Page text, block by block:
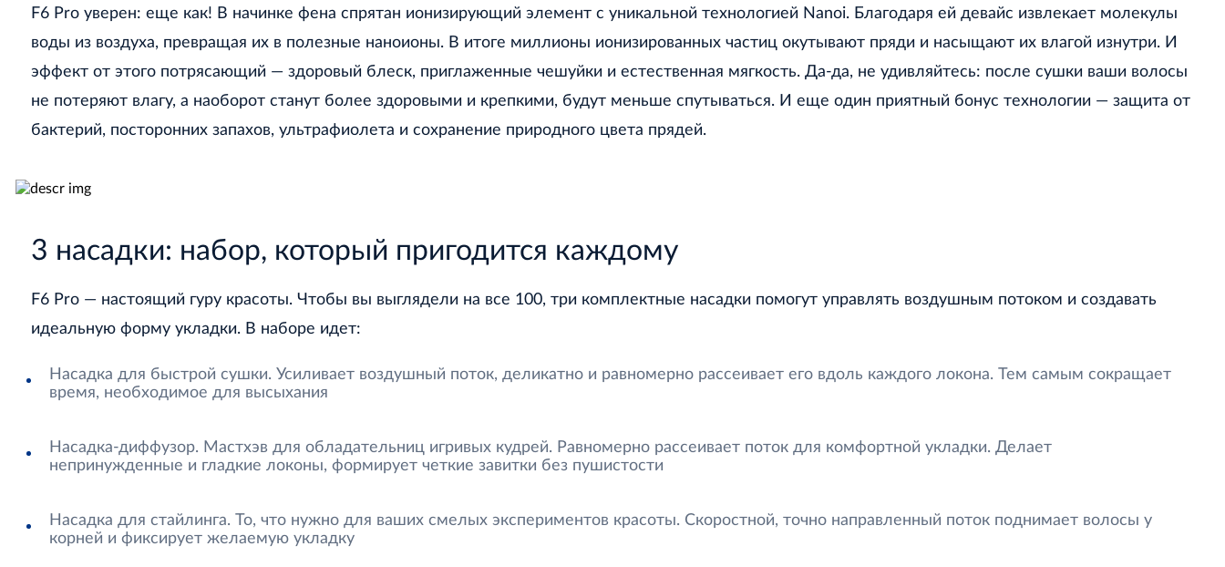
F6 Pro уверен: еще как! В начинке фена спрятан ионизирующий элемент с уникальной технологией Nanoi. Благодаря ей девайс извлекает молекулы
воды из воздуха, превращая их в полезные наноионы. В итоге миллионы ионизированных частиц окутывают пряди и насыщают их влагой изнутри. И
эффект от этого потрясающий — здоровый блеск, приглаженные чешуйки и естественная мягкость. Да-да, не удивляйтесь: после сушки ваши волосы
не потеряют влагу, а наоборот станут более здоровыми и крепкими, будут меньше спутываться. И еще один приятный бонус технологии — защита от
бактерий, посторонних запахов, ультрафиолета и сохранение природного цвета прядей.
3 насадки: набор, который пригодится каждому
F6 Pro — настоящий гуру красоты. Чтобы вы выглядели на все 100, три комплектные насадки помогут управлять воздушным потоком и создавать
идеальную форму укладки. В наборе идет:
Насадка для быстрой сушки. Усиливает воздушный поток, деликатно и равномерно рассеивает его вдоль каждого локона. Тем самым сокращает
время, необходимое для высыхания
Насадка-диффузор. Мастхэв для обладательниц игривых кудрей. Равномерно рассеивает поток для комфортной укладки. Делает
непринужденные и гладкие локоны, формирует четкие завитки без пушистости
Насадка для стайлинга. То, что нужно для ваших смелых экспериментов красоты. Скоростной, точно направленный поток поднимает волосы у
корней и фиксирует желаемую укладку